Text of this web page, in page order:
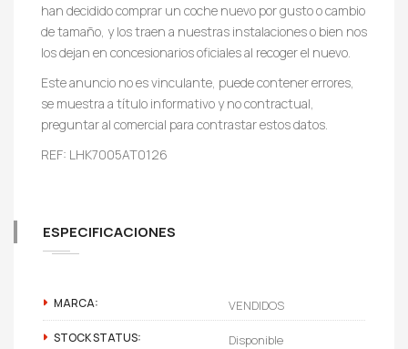
han decidido comprar un coche nuevo por gusto o cambio
de tamaño, y los traen a nuestras instalaciones o bien nos
los dejan en concesionarios oficiales al recoger el nuevo.
Este anuncio no es vinculante, puede contener errores,
se muestra a título informativo y no contractual,
preguntar al comercial para contrastar estos datos.
REF: LHK7005AT0126
ESPECIFICACIONES
MARCA: VENDIDOS
STOCK STATUS: Disponible